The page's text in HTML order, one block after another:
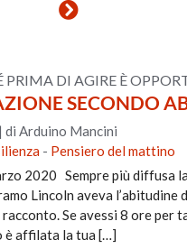
PRIMA DI AGIRE È
SECONDO
| di Arduino Mancini
- Pensiero del mattino
2020 Sempre più diffusa
Lincoln aveva l’abitudine
Se avessi 8 ore per
è affilata la tua […]